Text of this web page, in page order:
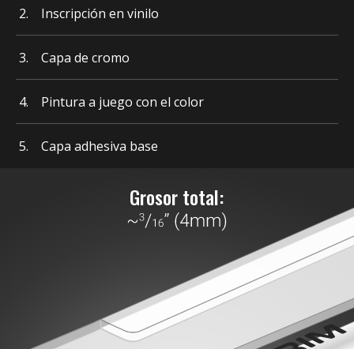
Inscripción en vinilo
Capa de cromo
Pintura a juego con el color
Capa adhesiva base
Grosor total: